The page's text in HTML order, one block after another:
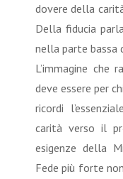
dovere della
Della fiducia
nella parte bassa
L’immagine che
deve essere per
ricordi
carità verso il
esigenze della
Fede più forte